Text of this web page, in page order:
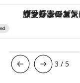
ヴァシュロン・コンスタンタン「オーヴァーシ
3 / 5